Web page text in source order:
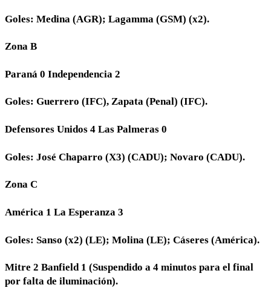
Goles: Medina (AGR); Lagamma (GSM) (x2).
Zona B
Paraná 0 Independencia 2
Goles: Guerrero (IFC), Zapata (Penal) (IFC).
Defensores Unidos 4 Las Palmeras 0
Goles: José Chaparro (X3) (CADU); Novaro (CADU).
Zona C
América 1 La Esperanza 3
Goles: Sanso (x2) (LE); Molina (LE); Cáseres (América).
Mitre 2 Banfield 1 (Suspendido a 4 minutos para el final
por falta de iluminación).